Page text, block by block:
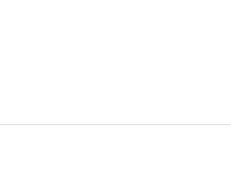
との奥行き感も魅力のアー